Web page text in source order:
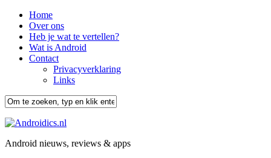
Home
Over ons
Heb je wat te vertellen?
Wat is Android
Contact
Privacyverklaring
Links
Android nieuws, reviews & apps